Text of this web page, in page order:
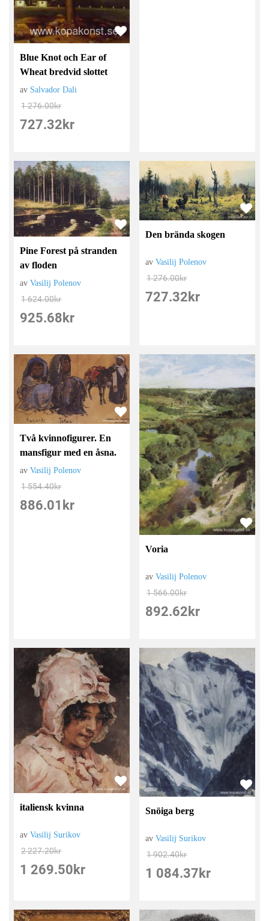
Blue Knot och Ear of
Wheat bredvid slottet
av Salvador Dali
1 276.00kr
727.32 kr
Pine Forest på stranden
av floden
avVasilij Polenov
1 624.00kr
925.68 kr
Den brända skogen
avVasilij Polenov
1 276.00kr
727.32 kr
Två kvinnofigurer. En
mansfigur med en åsna.
avVasilij Polenov
1 554.40kr
886.01 kr
Voria
avVasilij Polenov
1 566.00kr
892.62 kr
italiensk kvinna
avVasilij Surikov
2 227.20kr
1 269.50 kr
Snöiga berg
avVasilij Surikov
1 902.40kr
1 084.37 kr